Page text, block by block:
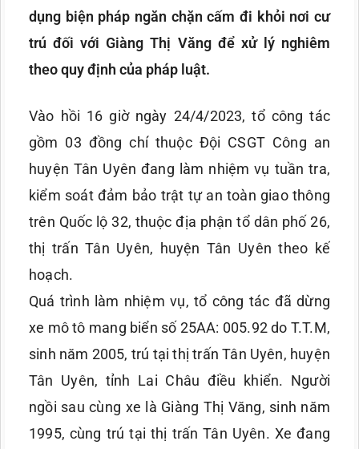
dụng biện pháp ngăn chặn cấm đi khỏi nơi cư
trú đối với Giàng Thị Văng để xử lý nghiêm
theo quy định của pháp luật.
Vào hồi 16 giờ ngày 24/4/2023, tổ công tác
gồm 03 đồng chí thuộc Đội CSGT Công an
huyện Tân Uyên đang làm nhiệm vụ tuần tra,
kiểm soát đảm bảo trật tự an toàn giao thông
trên Quốc lộ 32, thuộc địa phận tổ dân phố 26,
thị trấn Tân Uyên, huyện Tân Uyên theo kế
hoạch.
Quá trình làm nhiệm vụ, tổ công tác đã dừng
xe mô tô mang biển số 25AA: 005.92 do T.T.M,
sinh năm 2005, trú tại thị trấn Tân Uyên, huyện
Tân Uyên, tỉnh Lai Châu điều khiển. Người
ngồi sau cùng xe là Giàng Thị Văng, sinh năm
1995, cùng trú tại thị trấn Tân Uyên. Xe đang